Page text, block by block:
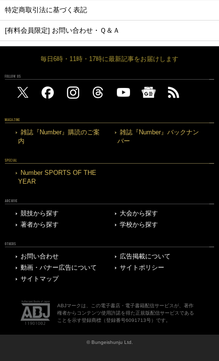
特定商取引法に基づく表記
[有料会員限定] お問い合わせ・Ｑ＆Ａ
毎日6時・11時・17時に最新記事をお届けします
FOLLOW US
MAGAZINE
雑誌『Number』購読のご案
内
雑誌『Number』バックナン
バー
SPECIAL
Number SPORTS OF THE
YEAR
ARCHIVE
競技から探す
大会から探す
著者から探す
学校から探す
OTHERS
お問い合わせ
広告掲載について
動画・バナー広告について
サイトポリシー
サイトマップ
ABJマークは、この電子書店・電子書籍配信サービスが、著作
権者からコンテンツ使用許諾を得た正規版配信サービスである
ことを示す登録商標（登録番号6091713号）です。
© Bungeishunju Ltd.